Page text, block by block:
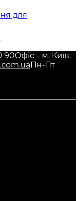
для
90Офіс – м. Київ,
Пн-Пт